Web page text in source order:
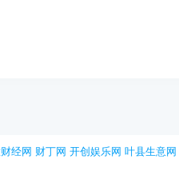
经网 财丁网 开创娱乐网 叶县生意网